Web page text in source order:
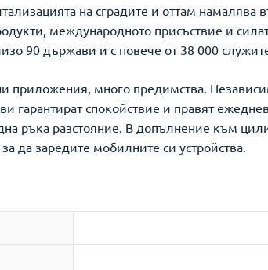
на сградите и оттам намалява
международното присъствие и
90 държави и с повече от 38 000
приложения, много предимства.
гарантират спокойствие и правят
ръка разстояние. В допълнение към
да заредите мобилните си устройства.